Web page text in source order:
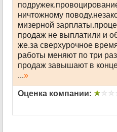
ничтожному
мизерной
продаж не выплатили и
же.за сверхурочное
работы меняют по три
продаж завышают в
...»
Оценка компании: